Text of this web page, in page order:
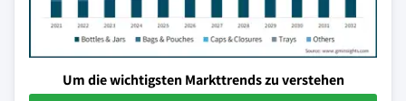
Um die wichtigsten Markttrends zu verstehen